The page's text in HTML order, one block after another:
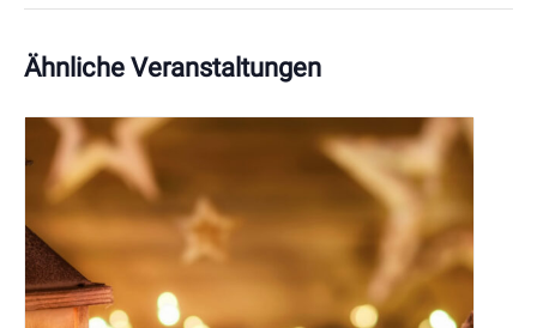
Ähnliche Veranstaltungen